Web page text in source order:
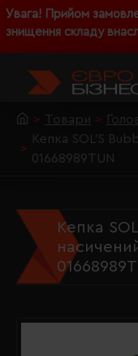
Увага! Прийом
знищення складу
Товари
Кепка SOL'S
01668989TUN
Кепка